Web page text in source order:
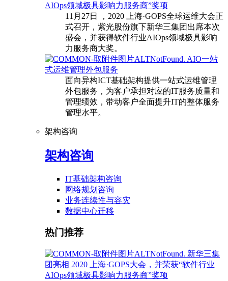
AIOps领域极具影响力服务商”奖项
11月27日 ，2020 上海·GOPS全球运维大会正
式召开，紫光股份旗下新华三集团出席本次
盛会，并获得软件行业AIOps领域极具影响
力服务商大奖。
AIO一站
式运维管理外包服务
面向异构ICT基础架构提供一站式运维管理
外包服务，为客户承担对应的IT服务质量和
管理绩效，带动客户全面提升IT的整体服务
管理水平。
架构咨询
架构咨询
IT基础架构咨询
网络规划咨询
业务连续性与容灾
数据中心迁移
热门推荐
新华三集
团亮相 2020 上海·GOPS大会，并荣获“软件行业
AIOps领域极具影响力服务商”奖项